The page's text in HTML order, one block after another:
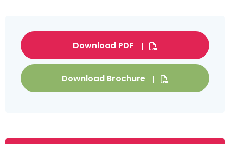
Download PDF
Download Brochure